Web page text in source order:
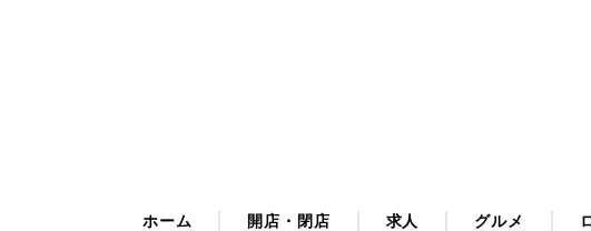
ホーム 開店・閉店 求人 グルメ